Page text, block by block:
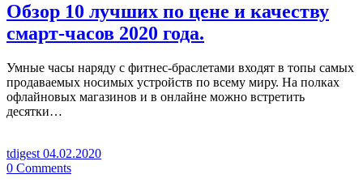
Обзор 10 лучших по цене и качеству
смарт-часов 2020 года.
Умные часы наряду с фитнес-браслетами входят в топы самых
продаваемых носимых устройств по всему миру. На полках
офлайновых магазинов и в онлайне можно встретить
десятки…
tdigest 04.02.2020
0 Comments